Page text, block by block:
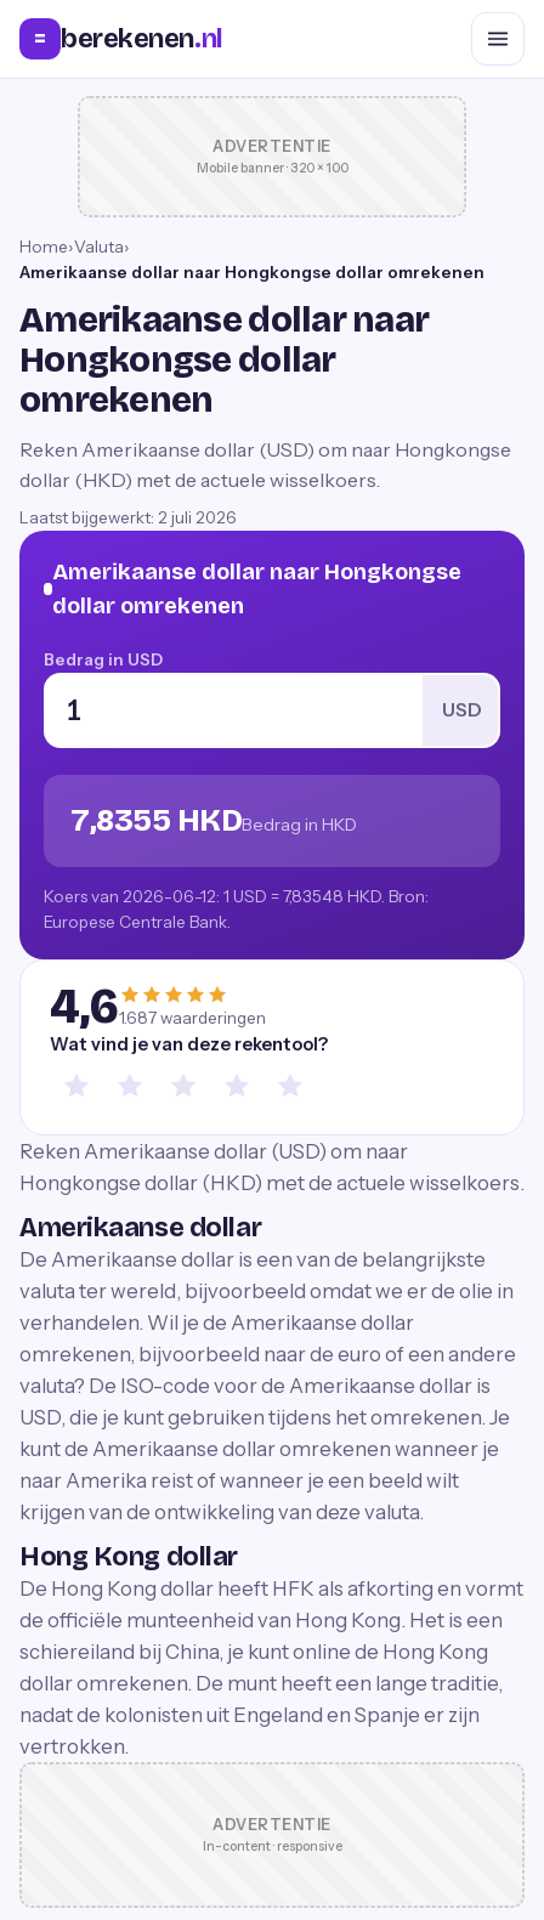
= berekenen.nl
ADVERTENTIE
Mobile banner · 320 × 100
Home›Valuta›
Amerikaanse dollar naar Hongkongse dollar omrekenen
Amerikaanse dollar naar
Hongkongse dollar
omrekenen
Reken Amerikaanse dollar (USD) om naar Hongkongse
dollar (HKD) met de actuele wisselkoers.
Laatst bijgewerkt: 2 juli 2026
Amerikaanse dollar naar Hongkongse
dollar omrekenen
Bedrag in USD
USD
7,8355 HKDBedrag in HKD
Koers van 2026-06-12: 1 USD = 7,83548 HKD. Bron:
Europese Centrale Bank.
4,61.687waarderingen
Wat vind je van deze rekentool?
Reken Amerikaanse dollar (USD) om naar
Hongkongse dollar (HKD) met de actuele wisselkoers.
Amerikaanse dollar
De Amerikaanse dollar is een van de belangrijkste
valuta ter wereld, bijvoorbeeld omdat we er de olie in
verhandelen. Wil je de Amerikaanse dollar
omrekenen, bijvoorbeeld naar de euro of een andere
valuta? De ISO-code voor de Amerikaanse dollar is
USD, die je kunt gebruiken tijdens het omrekenen. Je
kunt de Amerikaanse dollar omrekenen wanneer je
naar Amerika reist of wanneer je een beeld wilt
krijgen van de ontwikkeling van deze valuta.
Hong Kong dollar
De Hong Kong dollar heeft HFK als afkorting en vormt
de officiële munteenheid van Hong Kong. Het is een
schiereiland bij China, je kunt online de Hong Kong
dollar omrekenen. De munt heeft een lange traditie,
nadat de kolonisten uit Engeland en Spanje er zijn
vertrokken.
ADVERTENTIE
In-content · responsive